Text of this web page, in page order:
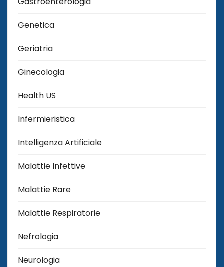
Genetica
Geriatria
Ginecologia
Health US
Infermieristica
Intelligenza Artificiale
Malattie Infettive
Malattie Rare
Malattie Respiratorie
Nefrologia
Neurologia